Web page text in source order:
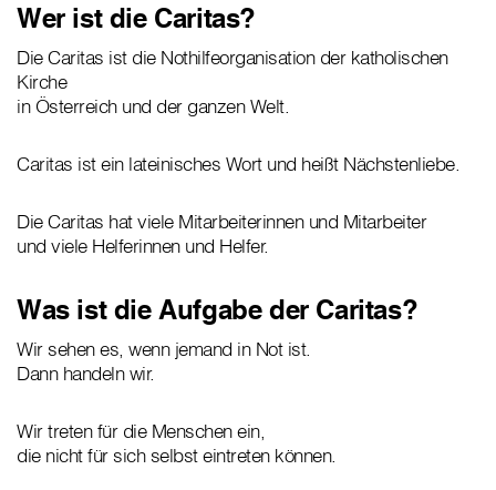
Wer ist die Caritas?
Die Caritas ist die Nothilfeorganisation der katholischen
Kirche
in Österreich und der ganzen Welt.
Caritas ist ein lateinisches Wort und heißt Nächstenliebe.
Die Caritas hat viele Mitarbeiterinnen und Mitarbeiter
und viele Helferinnen und Helfer.
Was ist die Aufgabe der Caritas?
Wir sehen es, wenn jemand in Not ist.
Dann handeln wir.
Wir treten für die Menschen ein,
die nicht für sich selbst eintreten können.